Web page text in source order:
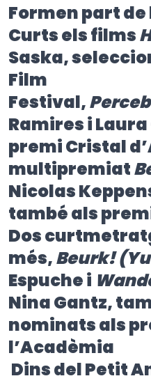
Formen part
Curts els films
Saska,
Film
Festival,
Ramires i
premi Cristal
multipremiat
Nicolas
també als
Dos
més,Beurk!
Espuche i
Nina Gantz,
nominats als
l’Acadèmia
Dins del Petit